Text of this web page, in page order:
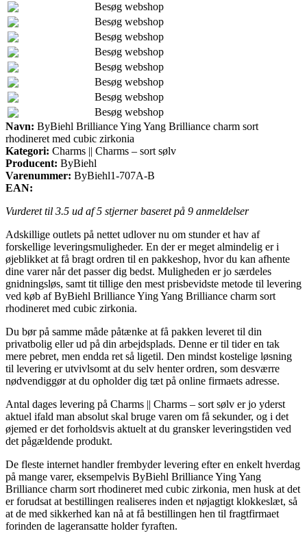
Besøg webshop
Besøg webshop
Besøg webshop
Besøg webshop
Besøg webshop
Besøg webshop
Besøg webshop
Besøg webshop
Navn: ByBiehl Brilliance Ying Yang Brilliance charm sort
rhodineret med cubic zirkonia
Kategori: Charms || Charms – sort sølv
Producent: ByBiehl
Varenummer: ByBiehl1-707A-B
EAN:
Vurderet til 3.5 ud af 5 stjerner baseret på 9 anmeldelser
Adskillige outlets på nettet udlover nu om stunder et hav af
forskellige leveringsmuligheder. En der er meget almindelig er i
øjeblikket at få bragt ordren til en pakkeshop, hvor du kan afhente
dine varer når det passer dig bedst. Muligheden er jo særdeles
gnidningsløs, samt tit tillige den mest prisbevidste metode til levering
ved køb af ByBiehl Brilliance Ying Yang Brilliance charm sort
rhodineret med cubic zirkonia.
Du bør på samme måde påtænke at få pakken leveret til din
privatbolig eller ud på din arbejdsplads. Denne er til tider en tak
mere pebret, men endda ret så ligetil. Den mindst kostelige løsning
til levering er utvivlsomt at du selv henter ordren, som desværre
nødvendiggør at du opholder dig tæt på online firmaets adresse.
Antal dages levering på Charms || Charms – sort sølv er jo yderst
aktuel ifald man absolut skal bruge varen om få sekunder, og i det
øjemed er det forholdsvis aktuelt at du gransker leveringstiden ved
det pågældende produkt.
De fleste internet handler frembyder levering efter en enkelt hverdag
på mange varer, eksempelvis ByBiehl Brilliance Ying Yang
Brilliance charm sort rhodineret med cubic zirkonia, men husk at det
er forudsat at bestillingen realiseres inden et nøjagtigt klokkeslæt, så
at de med sikkerhed kan nå at få bestillingen hen til fragtfirmaet
forinden de lageransatte holder fyraften.